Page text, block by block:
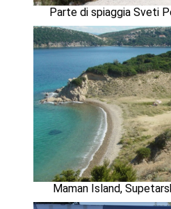
Parte di spiaggia Sveti
Maman Island,